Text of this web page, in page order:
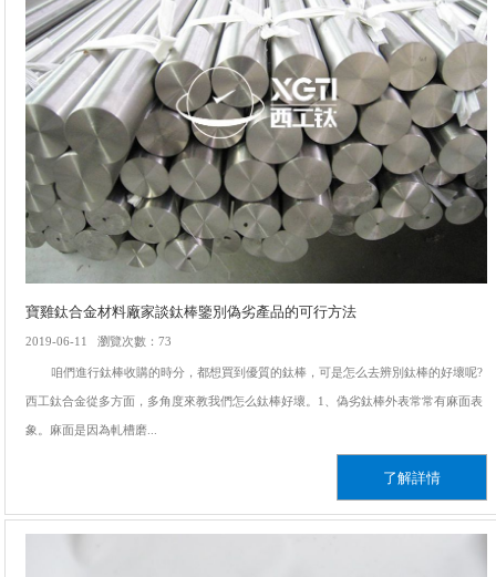
寶雞鈦合金材料廠家談鈦棒鑒別偽劣產品的可行方法
2019-06-11 瀏覽次數：73
咱們進行鈦棒收購的時分，都想買到優質的鈦棒，可是怎么去辨別鈦棒的好壞呢?
西工鈦合金從多方面，多角度來教我們怎么鈦棒好壞。1、偽劣鈦棒外表常常有麻面表
象。麻面是因為軋槽磨...
了解詳情